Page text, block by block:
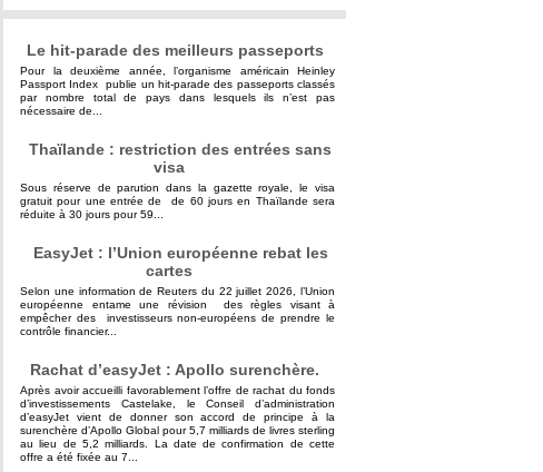
Le hit-parade des meilleurs passeports
Pour la deuxième année, l’organisme américain Heinley
Passport Index publie un hit-parade des passeports classés
par nombre total de pays dans lesquels ils n’est pas
nécessaire de...
Thaïlande : restriction des entrées sans
visa
Sous réserve de parution dans la gazette royale, le visa
gratuit pour une entrée de de 60 jours en Thaïlande sera
réduite à 30 jours pour 59...
EasyJet : l’Union européenne rebat les
cartes
Selon une information de Reuters du 22 juillet 2026, l’Union
européenne entame une révision des règles visant à
empêcher des investisseurs non-européens de prendre le
contrôle financier...
Rachat d’easyJet : Apollo surenchère.
Après avoir accueilli favorablement l’offre de rachat du fonds
d’investissements Castelake, le Conseil d’administration
d’easyJet vient de donner son accord de principe à la
surenchère d’Apollo Global pour 5,7 milliards de livres sterling
au lieu de 5,2 milliards. La date de confirmation de cette
offre a été fixée au 7...